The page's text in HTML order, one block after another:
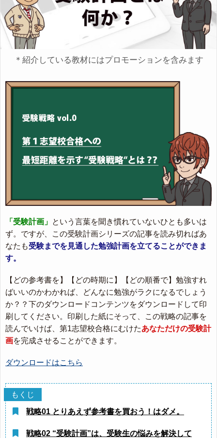
＊紹介している教材にはプロモーションを含みます
「受験計画」 という言葉を聞き慣れていないひとも多いは
ず。ですが、この受験計画シリーズの記事を読み切ればあ
なたも受験までを見通した勉強計画を立てることができま
す。
【どの参考書を】【どの時期に】【どの順番で】勉強すれ
ばいいのかわかれば、どんなに勉強がラクになるでしょう
か？？下のダウンロードコンテンツをダウンロードして印
刷してください。印刷した紙にそって、この戦略の記事を
読んでいけば、第1志望校合格にむけたあなただけの受験計
画を完成させることができます。
ダウンロードはこちら
戦略01 とりあえず参考書を買おう！はダメ。
戦略02 “受験計画”は、受験生の悩みを解決して